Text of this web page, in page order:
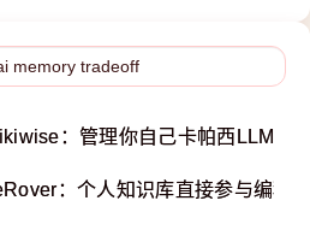
：管理你自己卡帕西LLM维
：个人知识库直接参与编程